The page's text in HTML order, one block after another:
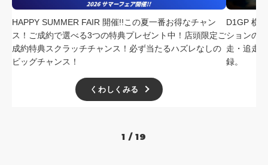
HAPPY SUMMER FAIR 開催!!この夏一番お得なチャン
ス！ご成約で選べる3つの特典プレゼント中！店頭限定ご
成約特典スクラッチチャンス！必ず当たるハズレなしの
ビッグチャンス！
くわしくみる
D1GP 横
ションの
走・追走
録。
1 / 19